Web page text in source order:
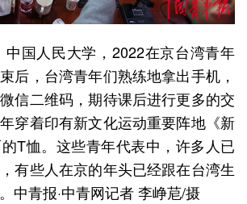
中国人民大学，2022在京台湾青年
后，台湾青年们熟练地拿出手机，
信二维码，期待课后进行更多的交
穿着印有新文化运动重要阵地《新
T恤。这些青年代表中，许多人已
有些人在京的年头已经跟在台湾生
中青报·中青网记者 李峥苨/摄